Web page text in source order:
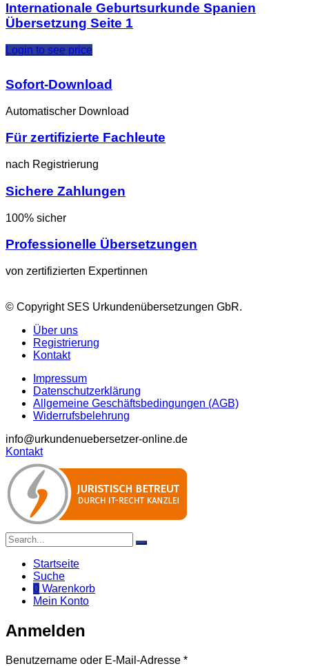
Internationale Geburtsurkunde Spanien
Übersetzung Seite 1
Login to see price
Sofort-Download
Automatischer Download
Für zertifizierte Fachleute
nach Registrierung
Sichere Zahlungen
100% sicher
Professionelle Übersetzungen
von zertifizierten Expertinnen
© Copyright SES Urkundenübersetzungen GbR.
Über uns
Registrierung
Kontakt
Impressum
Datenschutzerklärung
Allgemeine Geschäftsbedingungen (AGB)
Widerrufsbelehrung
info@urkundenuebersetzer-online.de
Kontakt
Startseite
Suche
0 Warenkorb
Mein Konto
Anmelden
Benutzername oder E-Mail-Adresse *